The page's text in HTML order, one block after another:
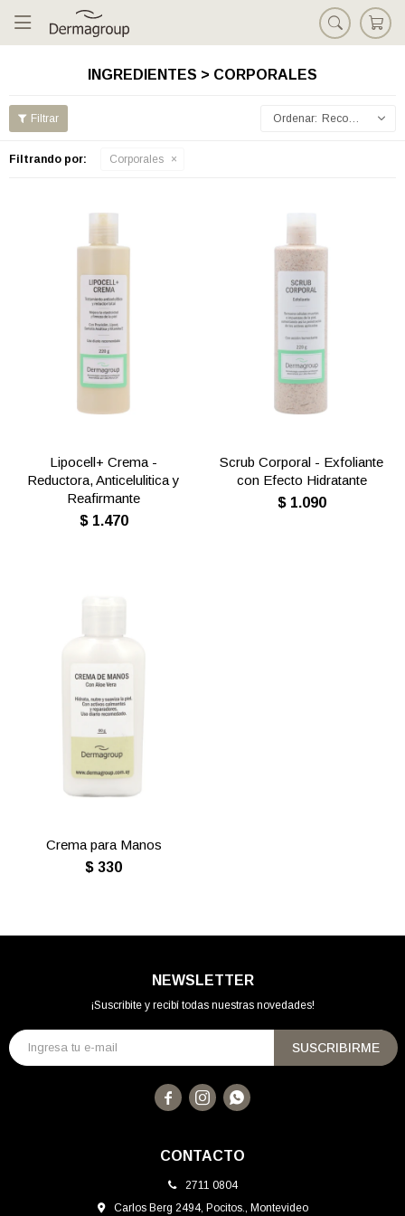

INGREDIENTES > CORPORALES
Recomendados
Filtrando por: Corporales
Lipocell+ Crema -
Reductora, Anticelulitica y
Reafirmante
$ 1.470
Scrub Corporal - Exfoliante
con Efecto Hidratante
$ 1.090
Crema para Manos
$ 330
CONTACTO
2711 0804
Carlos Berg 2494, Pocitos., Montevideo
NEWSLETTER
¡Suscribite y recibí todas nuestras novedades!
SUSCRIBIRME
  